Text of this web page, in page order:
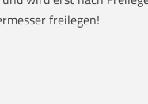
freilegen!